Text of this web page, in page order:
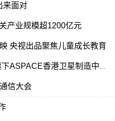
来面对
产业规模超1200亿元
央视出品聚焦儿童成长教育
信大会